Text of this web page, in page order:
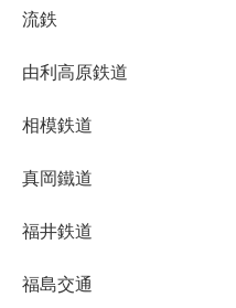
流鉄
由利高原鉄道
相模鉄道
真岡鐵道
福井鉄道
福島交通